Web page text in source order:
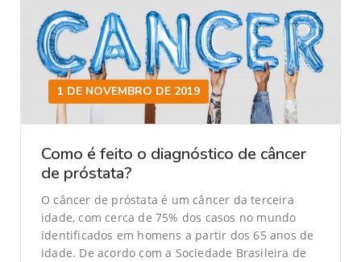
1 DE NOVEMBRO DE 2019
Como é feito o diagnóstico de câncer
de próstata?
O câncer de próstata é um câncer da terceira
idade, com cerca de 75% dos casos no mundo
identificados em homens a partir dos 65 anos de
idade. De acordo com a Sociedade Brasileira de